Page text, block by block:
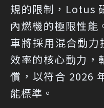
規的限制，Lotus
內燃機的極限性能
車將採用混合動力
效率的核心動力，
償，以符合 2026
能標準。